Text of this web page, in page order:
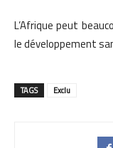
L’Afrique peut
le développement
TAGS Exclu